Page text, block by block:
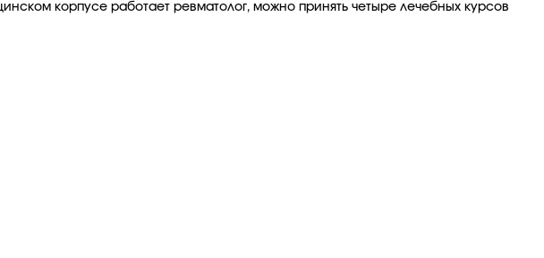
корпусе работает ревматолог, можно принять четыре лечебных курсов